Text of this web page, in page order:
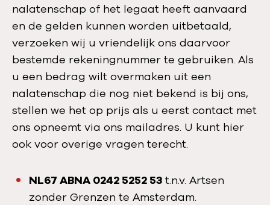
nalatenschap of het legaat heeft aanvaard
en de gelden kunnen worden uitbetaald,
verzoeken wij u vriendelijk ons daarvoor
bestemde rekeningnummer te gebruiken. Als
u een bedrag wilt overmaken uit een
nalatenschap die nog niet bekend is bij ons,
stellen we het op prijs als u eerst contact met
ons opneemt via ons mailadres. U kunt hier
ook voor overige vragen terecht.
NL67 ABNA 0242 5252 53 t.n.v. Artsen
zonder Grenzen te Amsterdam.